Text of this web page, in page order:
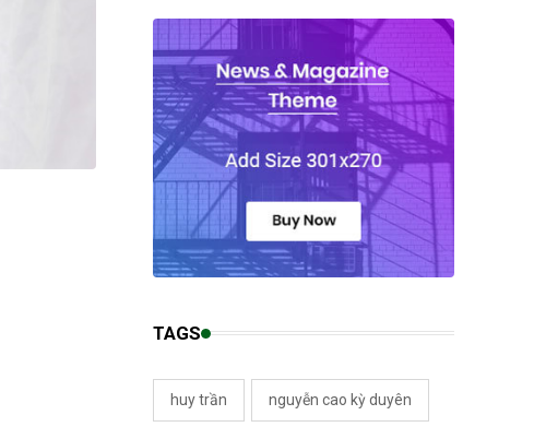
TAGS
huy trần nguyễn cao kỳ duyên